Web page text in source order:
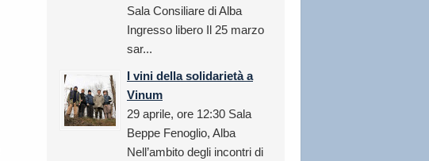
Sala Consiliare di Alba
Ingresso libero Il 25 marzo
sar...
I vini della solidarietà a
Vinum
29 aprile, ore 12:30 Sala
Beppe Fenoglio, Alba
Nell’ambito degli incontri di